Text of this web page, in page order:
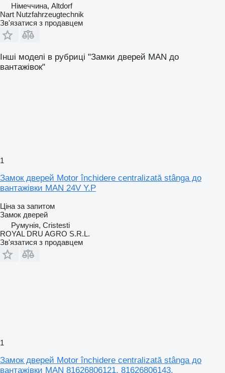
Німеччина, Altdorf
Nart Nutzfahrzeugtechnik
Зв'язатися з продавцем
Інші моделі в рубриці "Замки дверей MAN до
вантажівок"
1
Замок дверей Motor închidere centralizată stânga до
вантажівки MAN 24V Y.P
Ціна за запитом
Замок дверей
Румунія, Cristesti
ROYAL DRU AGRO S.R.L.
Зв'язатися з продавцем
1
Замок дверей Motor închidere centralizată stânga до
вантажівки MAN 81626806121, 81626806143,